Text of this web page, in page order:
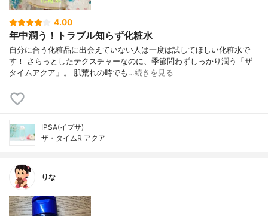
4.00
年中潤う！トラブル知らず化粧水
自分に合う化粧品に出会えていない人は一度は試してほしい化粧水で
す！ さらっとしたテクスチャーなのに、季節問わずしっかり潤う「ザ
タイムアクア」。 肌荒れの時でも…続きを見る
IPSA(イプサ)
ザ・タイムR アクア
りな